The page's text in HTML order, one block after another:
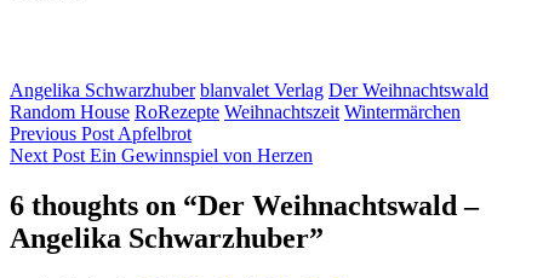
Angelika Schwarzhuber blanvalet Verlag Der Weihnachtswald
Random House RoRezepte Weihnachtszeit Wintermärchen
Beitragsnavigation
Previous Post Apfelbrot
Next Post Ein Gewinnspiel von Herzen
6 thoughts on “Der Weihnachtswald –
Angelika Schwarzhuber”